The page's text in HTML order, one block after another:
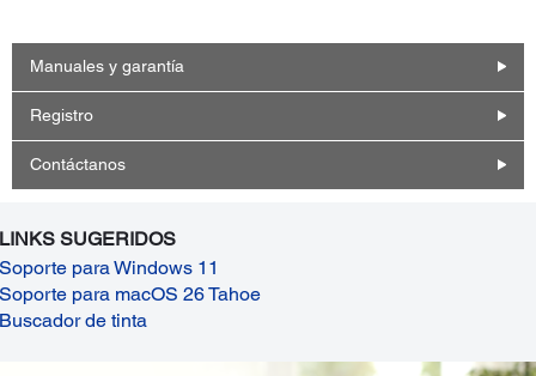
Manuales y garantía
Registro
Contáctanos
LINKS SUGERIDOS
Soporte para Windows 11
Soporte para macOS 26 Tahoe
Buscador de tinta